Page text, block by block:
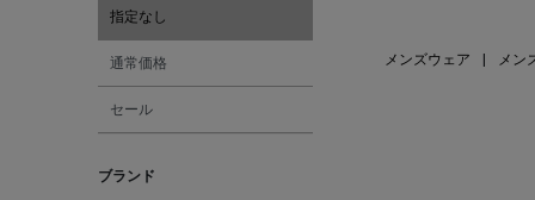
指定なし
通常価格
セール
ブランド
メンズウェア メン